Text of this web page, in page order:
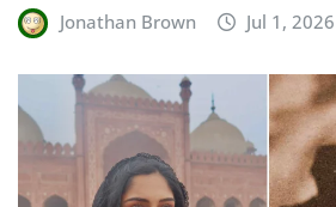
Jonathan Brown Jul 1, 2026